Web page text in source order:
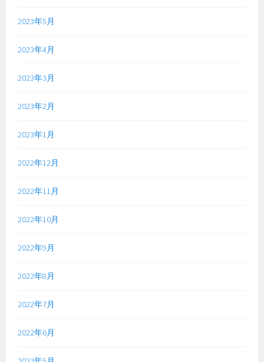
2023年5月
2023年4月
2023年3月
2023年2月
2023年1月
2022年12月
2022年11月
2022年10月
2022年9月
2022年8月
2022年7月
2022年6月